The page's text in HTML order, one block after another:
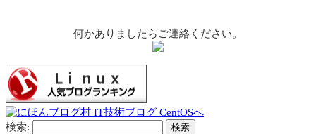
何かありましたらご連絡ください。
検索: